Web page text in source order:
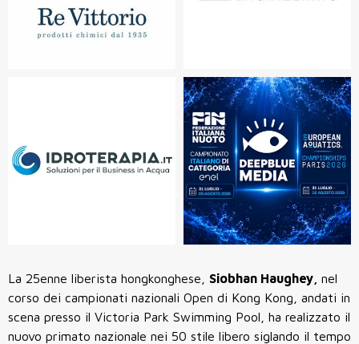
La 25enne liberista hongkonghese, Siobhan Haughey, nel
corso dei campionati nazionali Open di Kong Kong, andati in
scena presso il Victoria Park Swimming Pool, ha realizzato il
nuovo primato nazionale nei 50 stile libero siglando il tempo